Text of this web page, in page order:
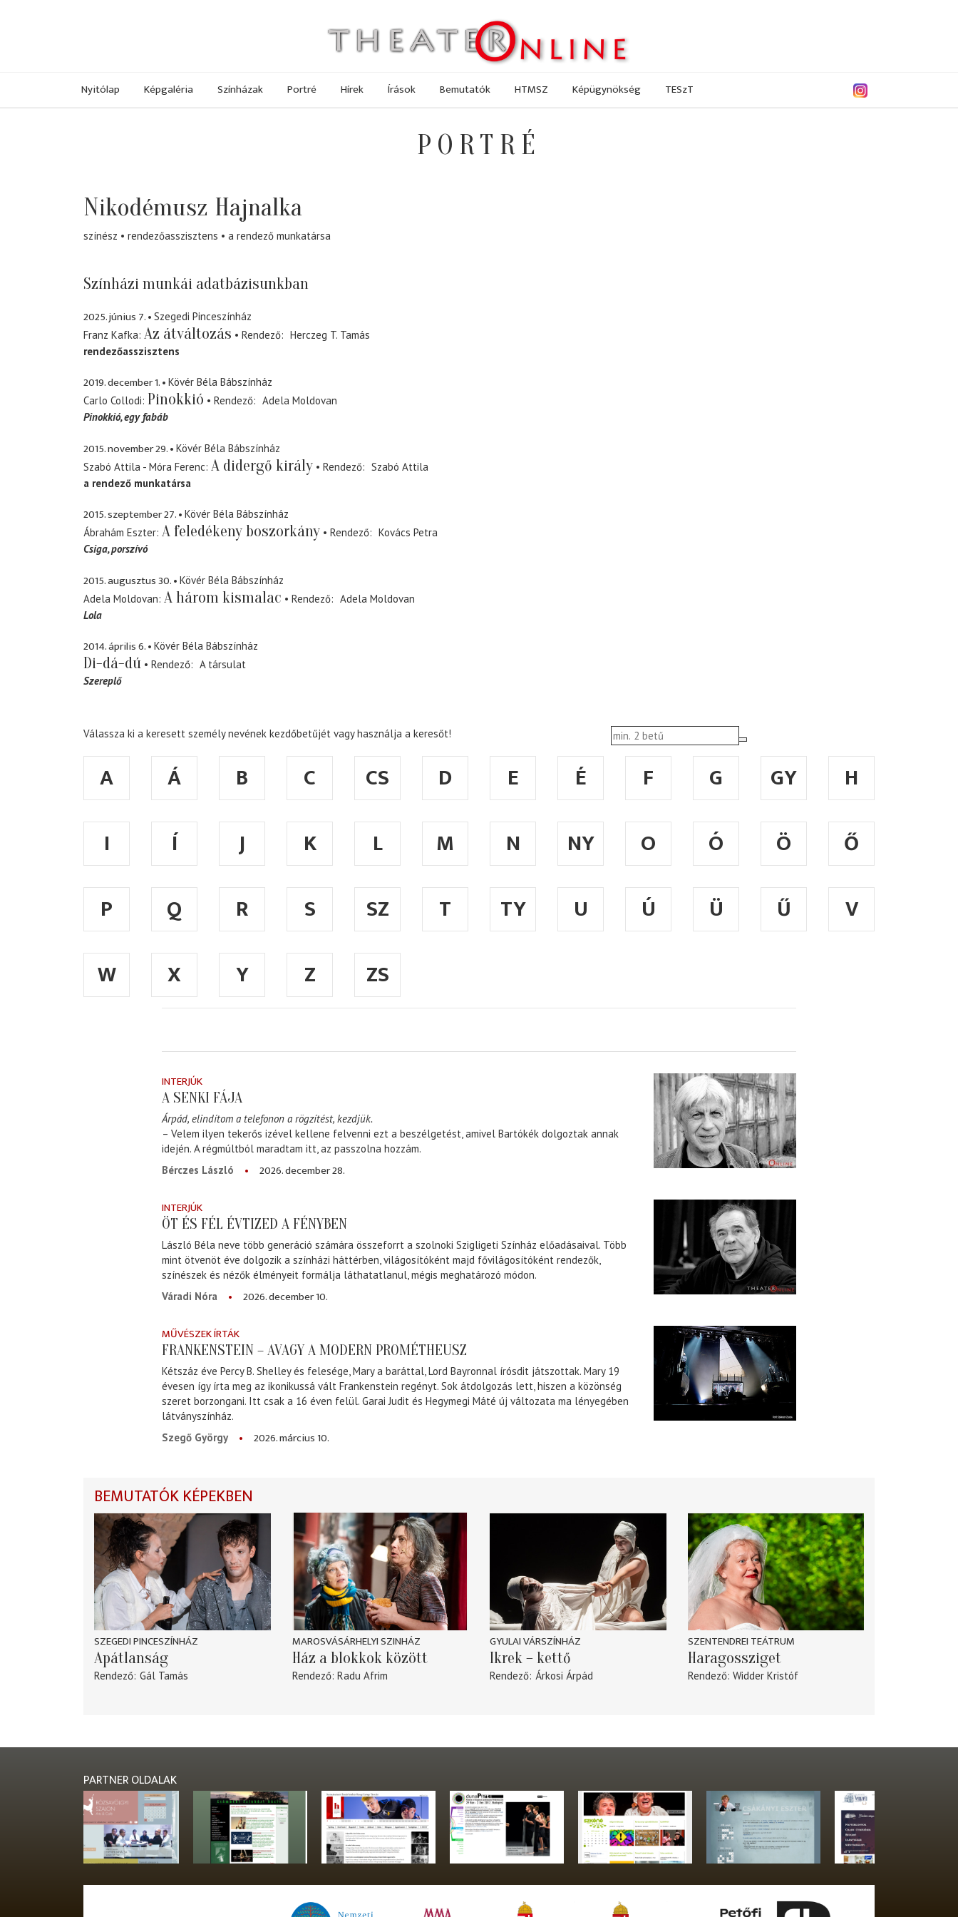
Nyitólap Képgaléria Színházak Portré Hírek Írások Bemutatók HTMSZ Képügynökség TESzT
PORTRÉ
Nikodémusz Hajnalka
színész rendezőasszisztens a rendező munkatársa
Színházi munkái adatbázisunkban
2025. június 7.
Szegedi Pinceszínház
Franz Kafka Az átváltozás Rendező
Herczeg T. Tamás
rendezőasszisztens
2019. december 1.
Kövér Béla Bábszínház
Carlo Collodi Pinokkió Rendező
Adela Moldovan
Pinokkió egy fabáb
2015. november 29.
Kövér Béla Bábszínház
Szabó Attila - Móra Ferenc A didergő király Rendező
Szabó Attila
a rendező munkatársa
2015. szeptember 27.
Kövér Béla Bábszínház
Ábrahám Eszter A feledékeny boszorkány Rendező
Kovács Petra
Csiga porszívó
2015. augusztus 30.
Kövér Béla Bábszínház
Adela Moldovan A három kismalac Rendező
Adela Moldovan
Lola
2014. április 6. Kövér Béla Bábszínház
Di-dá-dú Rendező
A társulat
Szereplő
Válassza ki a keresett személy nevének kezdőbetűjét vagy használja a keresőt!
A Á B C CS D E É F G GY
H
I
Í J K L M N NY O Ó Ö
Ő
P
Q R S SZ T TY U Ú Ü Ű
V
W
X Y Z ZS
INTERJÚK
A SENKI FÁJA
Árpád, elindítom a telefonon a rögzítést, kezdjük.
– Velem ilyen tekerős izével kellene felvenni ezt a beszélgetést, amivel Bartókék dolgoztak annak
idején. A régmúltból maradtam itt, az passzolna hozzám.
Bérczes László
2026. december 28.
INTERJÚK
ÖT ÉS FÉL ÉVTIZED A FÉNYBEN
László Béla neve több generáció számára összeforrt a szolnoki Szigligeti Színház előadásaival. Több
mint ötvenöt éve dolgozik a színházi háttérben, világosítóként majd fővilágosítóként rendezők,
színészek és nézők élményeit formálja láthatatlanul, mégis meghatározó módon.
Váradi Nóra
2026. december 10.
MŰVÉSZEK ÍRTÁK
FRANKENSTEIN – AVAGY A MODERN PROMÉTHEUSZ
Kétszáz éve Percy B. Shelley és felesége, Mary a baráttal, Lord Bayronnal írósdit játszottak. Mary 19
évesen így írta meg az ikonikussá vált Frankenstein regényt. Sok átdolgozás lett, hiszen a közönség
szeret borzongani. Itt csak a 16 éven felül. Garai Judit és Hegymegi Máté új változata ma lényegében
látványszínház.
Szegő György
2026. március 10.
BEMUTATÓK KÉPEKBEN
SZEGEDI PINCESZÍNHÁZ
Apátlanság
Rendező Gál Tamás
MAROSVÁSÁRHELYI SZINHÁZ
Ház a blokkok között
Rendező Radu Afrim
GYULAI VÁRSZÍNHÁZ
Ikrek – kettő
Rendező Árkosi Árpád
SZENTENDREI TEÁTRUM
Haragossziget
Rendező Widder Kristóf
PARTNER OLDALAK